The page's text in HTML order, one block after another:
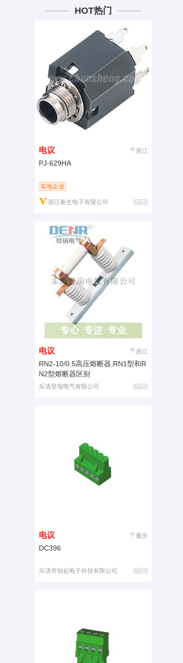
HOT热门
电议 浙江
PJ-629HA
实地企业
浙江春生电子有限公司 广告
电议 浙江
RN2-10/0.5高压熔断器,RN1型和R
N2型熔断器区别
乐清登瑞电气有限公司 广告
电议 重庆
DC396
乐清市创起电子科技有限公司 广告